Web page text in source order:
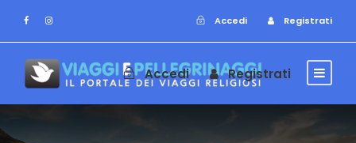
Accedi Registrati
Accedi Registrati